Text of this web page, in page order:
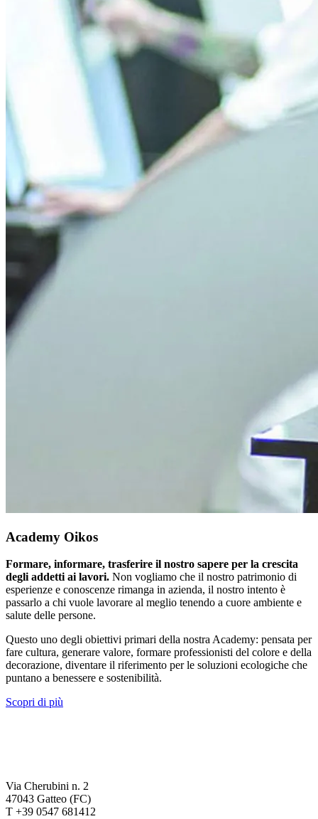
Academy Oikos
Formare, informare, trasferire il nostro sapere per la crescita
degli addetti ai lavori. Non vogliamo che il nostro patrimonio di
esperienze e conoscenze rimanga in azienda, il nostro intento è
passarlo a chi vuole lavorare al meglio tenendo a cuore ambiente e
salute delle persone.
Questo uno degli obiettivi primari della nostra Academy: pensata per
fare cultura, generare valore, formare professionisti del colore e della
decorazione, diventare il riferimento per le soluzioni ecologiche che
puntano a benessere e sostenibilità.
Scopri di più
Via Cherubini n. 2
47043 Gatteo (FC)
T +39 0547 681412